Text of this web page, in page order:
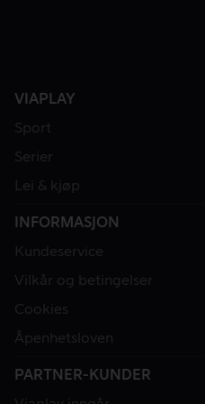
VIAPLAY
Sport
Serier
Lei & kjøp
INFORMASJON
Kundeservice
Vilkår og betingelser
Cookies
Åpenhetsloven
PARTNER-KUNDER